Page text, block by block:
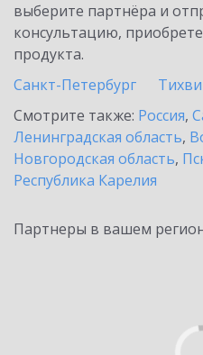
выберите партнёра и
консультацию,
продукта.
Санкт-Петербург
Смотрите также: Россия,
Ленинградская область,
Новгородская область,
Республика Карелия
Партнеры в вашем